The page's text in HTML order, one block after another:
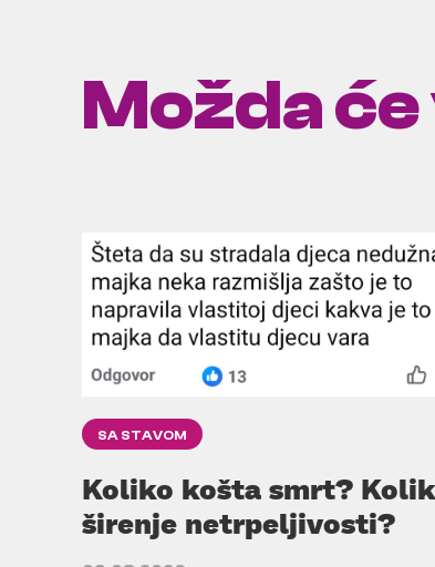
Možda
SA STAVOM
Koliko košta smrt?
širenje netrpeljivosti?